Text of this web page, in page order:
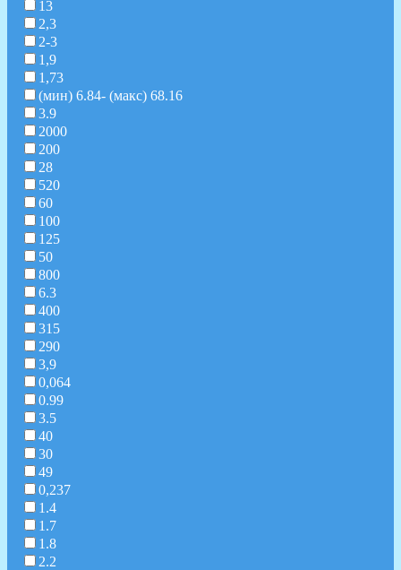
13
2,3
2-3
1,9
1,73
(мин) 6.84- (макс) 68.16
3.9
2000
200
28
520
60
100
125
50
800
6.3
400
315
290
3,9
0,064
0.99
3.5
40
30
49
0,237
1.4
1.7
1.8
2.2